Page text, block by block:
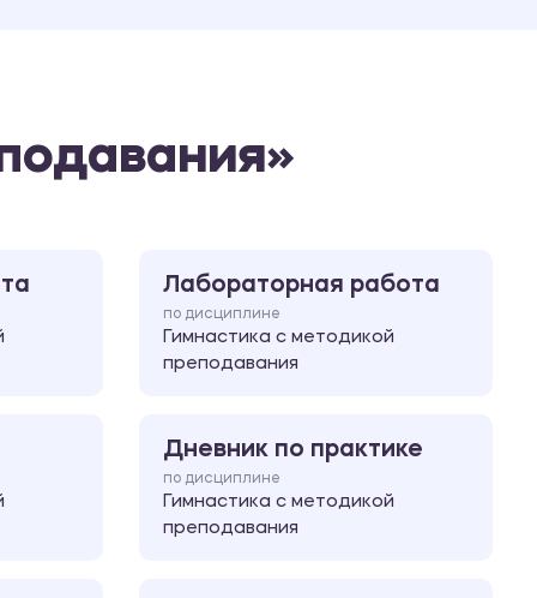
Лабораторная работа
по дисциплине
Гимнастика с методикой
преподавания
Дневник по практике
по дисциплине
Гимнастика с методикой
преподавания